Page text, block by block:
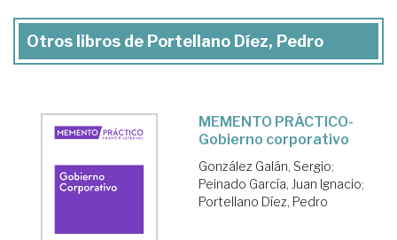
Otros libros de Portellano Díez, Pedro
MEMENTO PRÁCTICO-
Gobierno corporativo
González Galán, Sergio;
Peinado García, Juan Ignacio;
Portellano Díez, Pedro